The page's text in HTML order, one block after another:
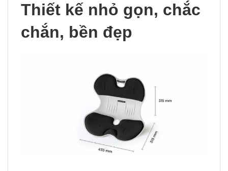
Thiết kế nhỏ gọn, chắc
chắn, bền đẹp